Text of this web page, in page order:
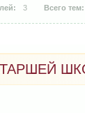
3